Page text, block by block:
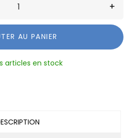
+
AU PANIER
articles en stock